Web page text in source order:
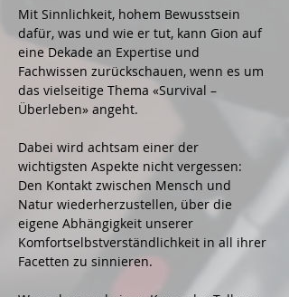
Mit Sinnlichkeit, hohem Bewusstsein
dafür, was und wie er tut, kann Gion auf
eine Dekade an Expertise und
Fachwissen zurückschauen, wenn es um
das vielseitige Thema «Survival –
Überleben» angeht.
Dabei wird achtsam einer der
wichtigsten Aspekte nicht vergessen:
Den Kontakt zwischen Mensch und
Natur wiederherzustellen, über die
eigene Abhängigkeit unserer
Komfortselbstverständlichkeit in all ihrer
Facetten zu sinnieren.